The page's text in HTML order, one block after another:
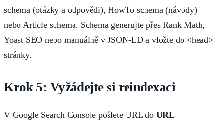
schema (otázky a odpovědi), HowTo schema (návody)
nebo Article schema. Schema generujte přes Rank Math,
Yoast SEO nebo manuálně v JSON-LD a vložte do <head>
stránky.
Krok 5: Vyžádejte si reindexaci
V Google Search Console pošlete URL do URL